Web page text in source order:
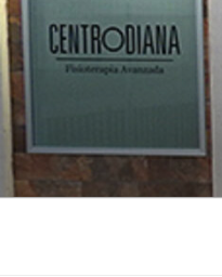
Saltar
al
contenido